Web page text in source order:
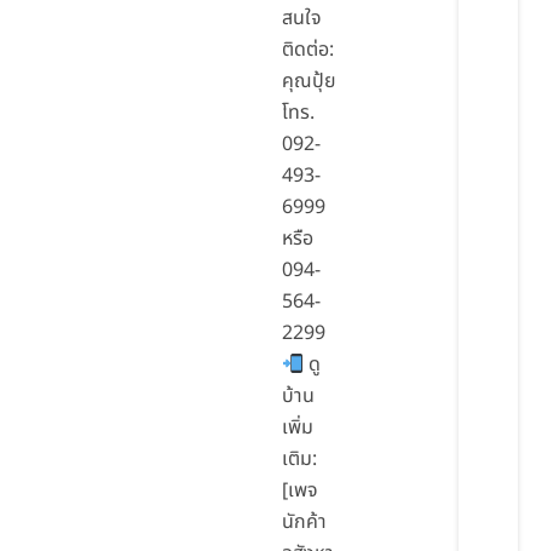
สนใจ
ติดต่อ:
คุณปุ้ย
โทร.
092-
493-
6999
หรือ
094-
564-
2299
ดู
บ้าน
เพิ่ม
เติม:
[เพจ
นักค้า